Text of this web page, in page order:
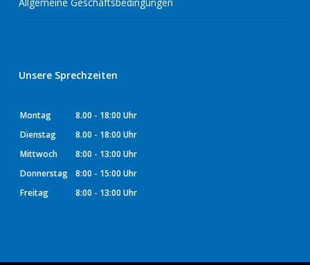
Unsere Sprechzeiten
Montag
8.00 - 18:00 Uhr
Dienstag
8.00 - 18:00 Uhr
Mittwoch
8:00 - 13:00 Uhr
Donnerstag
8:00 - 15:00 Uhr
Freitag
8:00 - 13:00 Uhr